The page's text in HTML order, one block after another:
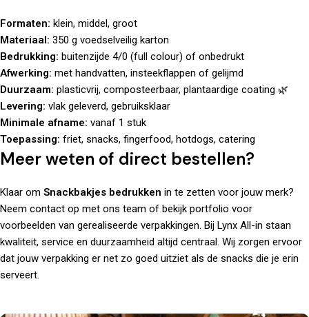
Formaten: klein, middel, groot
Materiaal: 350 g voedselveilig karton
Bedrukking: buitenzijde 4/0 (full colour) of onbedrukt
Afwerking: met handvatten, insteekflappen of gelijmd
Duurzaam: plasticvrij, composteerbaar, plantaardige coating 🌿
Levering: vlak geleverd, gebruiksklaar
Minimale afname: vanaf 1 stuk
Toepassing: friet, snacks, fingerfood, hotdogs, catering
Meer weten of direct bestellen?
Klaar om Snackbakjes bedrukken in te zetten voor jouw merk?
Neem contact op met ons team of bekijk portfolio voor
voorbeelden van gerealiseerde verpakkingen. Bij Lynx All-in staan
kwaliteit, service en duurzaamheid altijd centraal. Wij zorgen ervoor
dat jouw verpakking er net zo goed uitziet als de snacks die je erin
serveert.